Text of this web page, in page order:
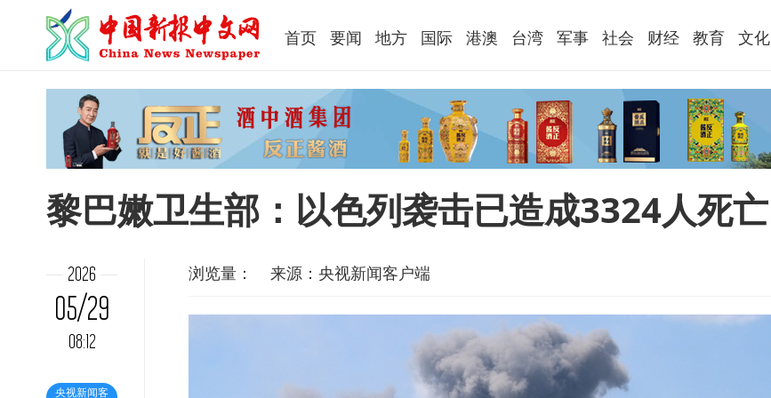
首页 要闻 地方 国际 港澳 台湾 军事 社会 财经 教育 文化
黎巴嫩卫生部：以色列袭击已造成3324人死亡
2026
05/29
08:12
央视新闻客
浏览量： 来源：央视新闻客户端